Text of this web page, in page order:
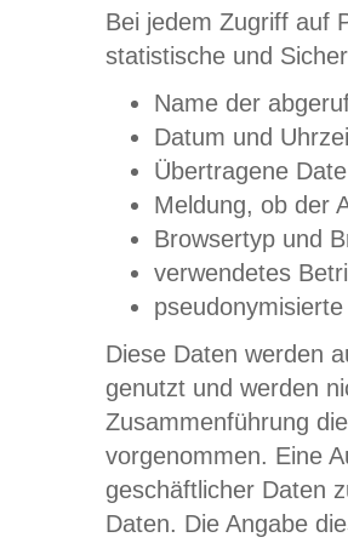
Bei jedem Zugriff auf
statistische und
Name der
Datum und
Übertragene
Meldung, ob der
Browsertyp und
verwendetes
Diese Daten werden
genutzt und werden
Zusammenführung
vorgenommen. Eine
geschäftlicher Daten
Daten. Die Angabe